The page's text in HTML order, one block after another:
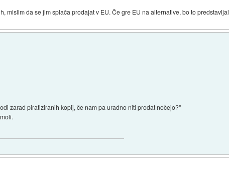
mislim da se jim splača prodajat v EU. Če gre EU na alternative, bo to
zarad piratiziranih kopij, če nam pa uradno niti prodat nočejo?"